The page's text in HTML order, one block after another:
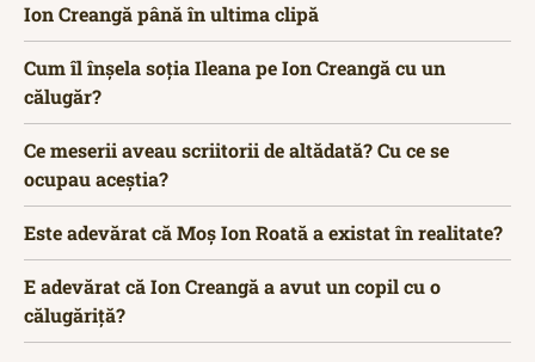
Ion Creangă până în ultima clipă
Cum îl înșela soția Ileana pe Ion Creangă cu un
călugăr?
Ce meserii aveau scriitorii de altădată? Cu ce se
ocupau aceștia?
Este adevărat că Moș Ion Roată a existat în realitate?
E adevărat că Ion Creangă a avut un copil cu o
călugăriță?